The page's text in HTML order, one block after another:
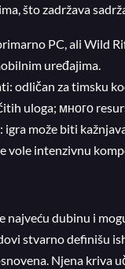
što zadržava
PC, ali Wild
uređajima.
odličan za timsku
uloga; много
igra može biti
vole intenzivnu
najveću dubinu i
stvarno definišu
Njena kriva